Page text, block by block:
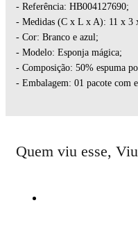
- Referência: HB004127690;
- Medidas (C x L x A): 11 x 3
- Cor: Branco e azul;
- Modelo: Esponja mágica;
- Composição: 50% espuma
- Embalagem: 01 pacote com
Quem viu esse,